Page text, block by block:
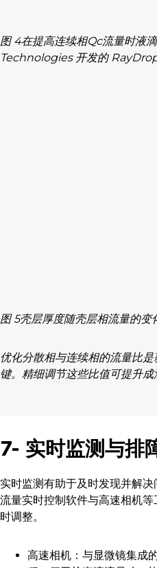
图 4在提高连续相Qc流量时液
Technologies 开发的
图 5壳层厚度随壳层相流量的
优化分散相与连续相的流量比
键。精细调节这些比值可提升成
7- 实时监测与排
实时监测有助于及时发现并解
流量实时控制软件与高速相机
时调整。
高速相机：与显微镜集成